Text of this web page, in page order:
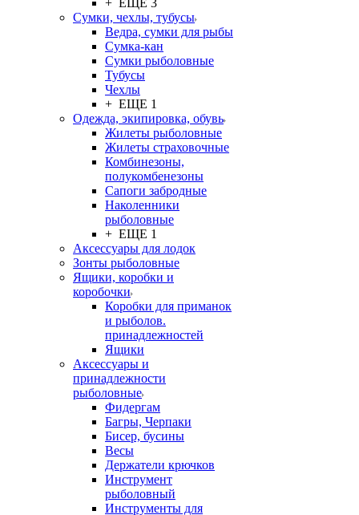
+ ЕЩЕ 3
Сумки, чехлы, тубусы
Ведра, сумки для рыбы
Сумка-кан
Сумки рыболовные
Тубусы
Чехлы
+ ЕЩЕ 1
Одежда, экипировка, обувь
Жилеты рыболовные
Жилеты страховочные
Комбинезоны,
полукомбенезоны
Сапоги забродные
Наколенники
рыболовные
+ ЕЩЕ 1
Аксессуары для лодок
Зонты рыболовные
Ящики, коробки и
коробочки
Коробки для приманок
и рыболов.
принадлежностей
Ящики
Аксессуары и
принадлежности
рыболовные
Фидергам
Багры, Черпаки
Бисер, бусины
Весы
Держатели крючков
Инструмент
рыболовный
Инструменты для